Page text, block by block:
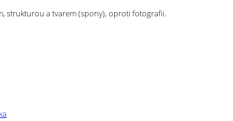
strukturou a tvarem (spony), oproti fotografii.